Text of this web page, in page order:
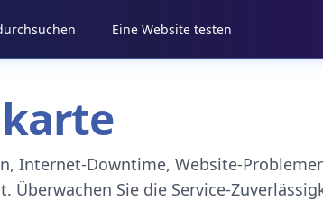
Eine Website testen
Internet-Downtime, Website-
Überwachen Sie die Service-